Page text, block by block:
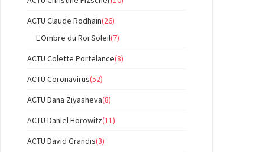
ACTU Claude Rodhain(26)
L'Ombre du Roi Soleil(7)
ACTU Colette Portelance(8)
ACTU Coronavirus(52)
ACTU Dana Ziyasheva(8)
ACTU Daniel Horowitz(11)
ACTU David Grandis(3)